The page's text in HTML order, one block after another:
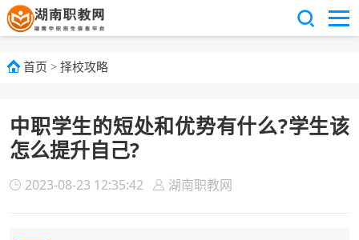
首页 > 择校攻略
中职学生的短处和优势有什么?学生该
怎么提升自己?
2023-08-23 12:35:42 湖南职教网